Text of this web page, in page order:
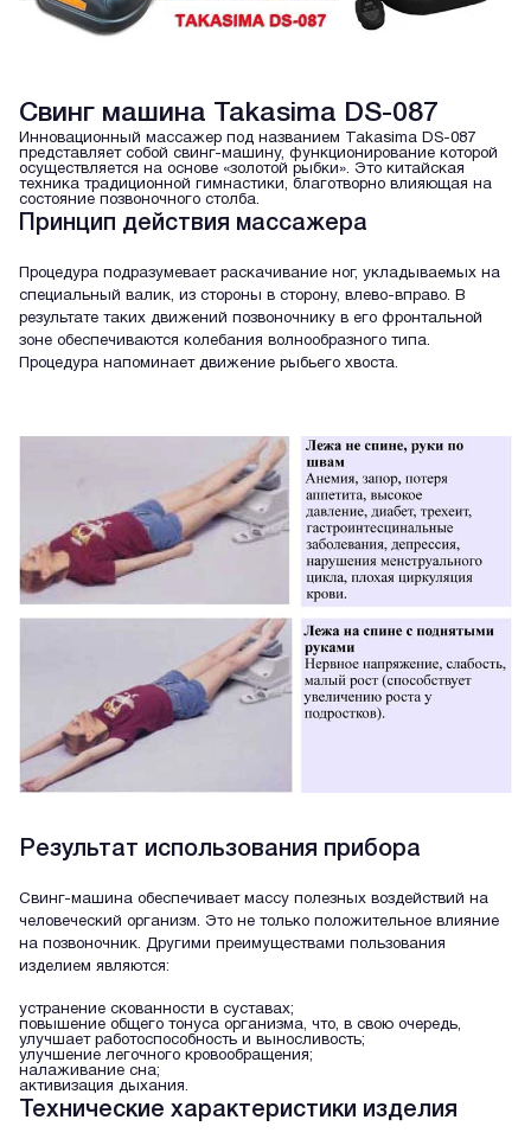
Свинг машина Takasima DS-087
Инновационный массажер под названием Takasima DS-087
представляет собой свинг-машину, функционирование которой
осуществляется на основе «золотой рыбки». Это китайская
техника традиционной гимнастики, благотворно влияющая на
состояние позвоночного столба.
Принцип действия массажера
Процедура подразумевает раскачивание ног, укладываемых на
специальный валик, из стороны в сторону, влево-вправо. В
результате таких движений позвоночнику в его фронтальной
зоне обеспечиваются колебания волнообразного типа.
Процедура напоминает движение рыбьего хвоста.
Результат использования прибора
Свинг-машина обеспечивает массу полезных воздействий на
человеческий организм. Это не только положительное влияние
на позвоночник. Другими преимуществами пользования
изделием являются:
устранение скованности в суставах;
повышение общего тонуса организма, что, в свою очередь,
улучшает работоспособность и выносливость;
улучшение легочного кровообращения;
налаживание сна;
активизация дыхания.
Технические характеристики изделия